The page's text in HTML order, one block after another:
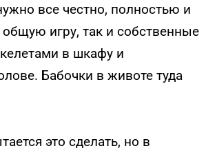
все честно, полностью и
общую игру, так и собственные
в шкафу и
Бабочки в животе туда
это сделать, но в